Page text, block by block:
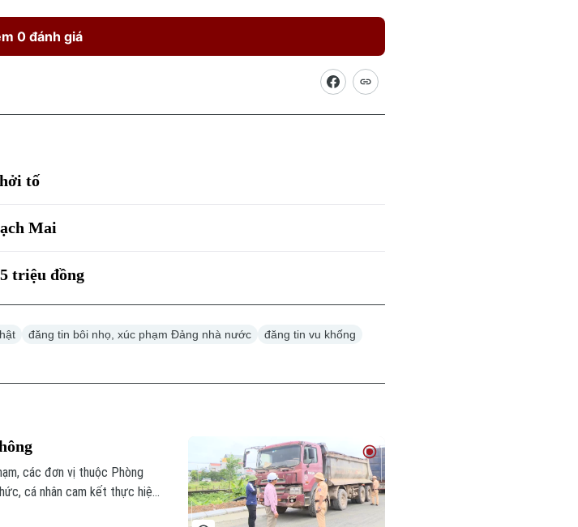
0 đánh giá
tố
Mai
triệu đồng
đăng tin bôi nhọ, xúc phạm Đảng nhà nước
đăng tin vu khống
các đơn vị thuộc Phòng
cá nhân cam kết thực hiện